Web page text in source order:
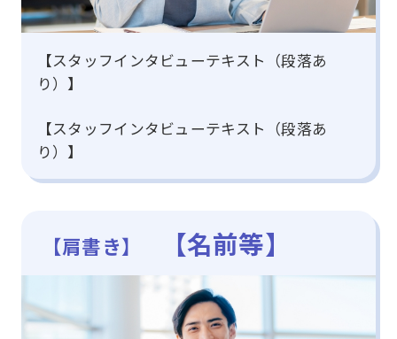
【スタッフインタビューテキスト（段落あ
り）】
【スタッフインタビューテキスト（段落あ
り）】
【肩書き】 【名前等】